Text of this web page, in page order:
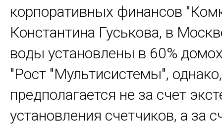
корпоративных финансов
Константина Гуськова, в
воды установлены в 60%
"Рост "Мультисистемы", однако,
предполагается не за счет
установления счетчиков, а за